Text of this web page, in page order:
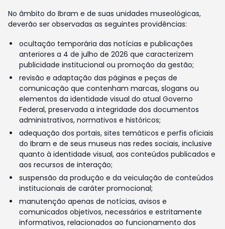
No âmbito do Ibram e de suas unidades museológicas,
deverão ser observadas as seguintes providências:
ocultação temporária das notícias e publicações
anteriores a 4 de julho de 2026 que caracterizem
publicidade institucional ou promoção da gestão;
revisão e adaptação das páginas e peças de
comunicação que contenham marcas, slogans ou
elementos da identidade visual do atual Governo
Federal, preservada a integridade dos documentos
administrativos, normativos e históricos;
adequação dos portais, sites temáticos e perfis oficiais
do Ibram e de seus museus nas redes sociais, inclusive
quanto à identidade visual, aos conteúdos publicados e
aos recursos de interação;
suspensão da produção e da veiculação de conteúdos
institucionais de caráter promocional;
manutenção apenas de notícias, avisos e
comunicados objetivos, necessários e estritamente
informativos, relacionados ao funcionamento dos